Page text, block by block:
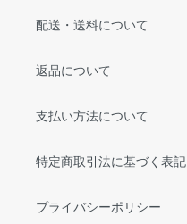
配送・送料について
返品について
支払い方法について
特定商取引法に基づく表記
プライバシーポリシー